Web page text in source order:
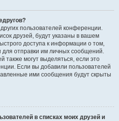
пользователей конференции.
друзей, будут указаны в вашем
доступа к информации о том,
для отправки им личных сообщений.
также могут выделяться, если это
Если вы добавили пользователей
ими сообщения будут скрыты
в списках моих друзей и